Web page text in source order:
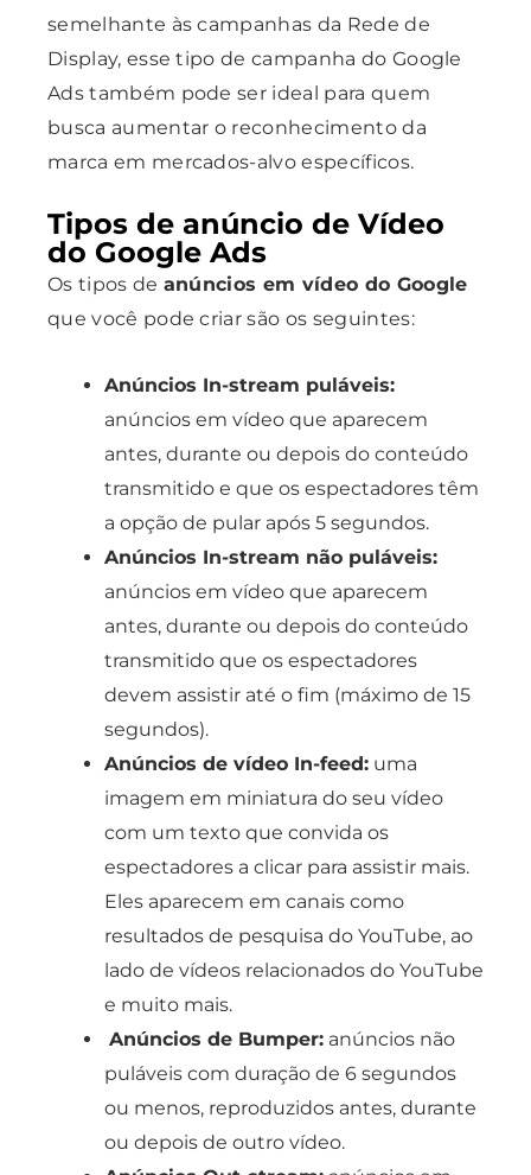
semelhante às campanhas da Rede de
Display, esse tipo de campanha do Google
Ads também pode ser ideal para quem
busca aumentar o reconhecimento da
marca em mercados-alvo específicos.
Tipos de anúncio de Vídeo
do Google Ads
Os tipos de anúncios em vídeo do Google
que você pode criar são os seguintes:
Anúncios In-stream puláveis:
anúncios em vídeo que aparecem
antes, durante ou depois do conteúdo
transmitido e que os espectadores têm
a opção de pular após 5 segundos.
Anúncios In-stream não puláveis:
anúncios em vídeo que aparecem
antes, durante ou depois do conteúdo
transmitido que os espectadores
devem assistir até o fim (máximo de 15
segundos).
Anúncios de vídeo In-feed: uma
imagem em miniatura do seu vídeo
com um texto que convida os
espectadores a clicar para assistir mais.
Eles aparecem em canais como
resultados de pesquisa do YouTube, ao
lado de vídeos relacionados do YouTube
e muito mais.
Anúncios de Bumper: anúncios não
puláveis com duração de 6 segundos
ou menos, reproduzidos antes, durante
ou depois de outro vídeo.